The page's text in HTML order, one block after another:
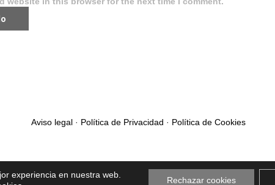
Aviso legal· Política de Privacidad · Política de Cookies
experiencia en nuestra web.
Rechazar cookies